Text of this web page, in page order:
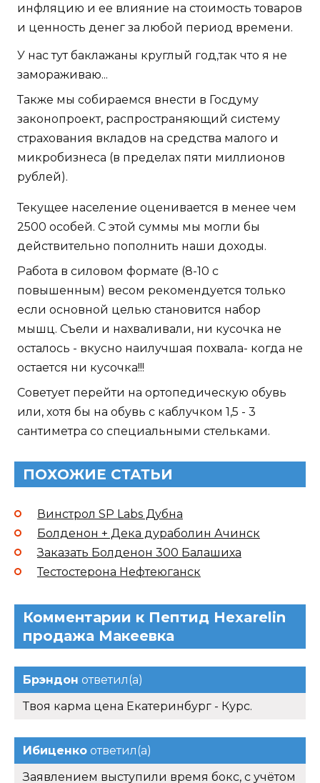
инфляцию и ее влияние на стоимость товаров
и ценность денег за любой период времени.
У нас тут баклажаны круглый год,так что я не
замораживаю...
Также мы собираемся внести в Госдуму
законопроект, распространяющий систему
страхования вкладов на средства малого и
микробизнеса (в пределах пяти миллионов
рублей).
Текущее население оценивается в менее чем
2500 особей. С этой суммы мы могли бы
действительно пополнить наши доходы.
Работа в силовом формате (8-10 с
повышенным) весом рекомендуется только
если основной целью становится набор
мышц. Съели и нахваливали, ни кусочка не
осталось - вкусно наилучшая похвала- когда не
остается ни кусочка!!!
Советует перейти на ортопедическую обувь
или, хотя бы на обувь с каблучком 1,5 - 3
сантиметра со специальными стельками.
ПОХОЖИЕ СТАТЬИ
Винстрол SP Labs Дубна
Болденон + Дека дураболин Ачинск
Заказать Болденон 300 Балашиха
Тестостерона Нефтеюганск
Комментарии к Пептид Hexarelin
продажа Макеевка
Брэндон ответил(а)
Твоя карма цена Екатеринбург - Курс.
Ибиценко ответил(а)
Заявлением выступили время бокс, с учётом